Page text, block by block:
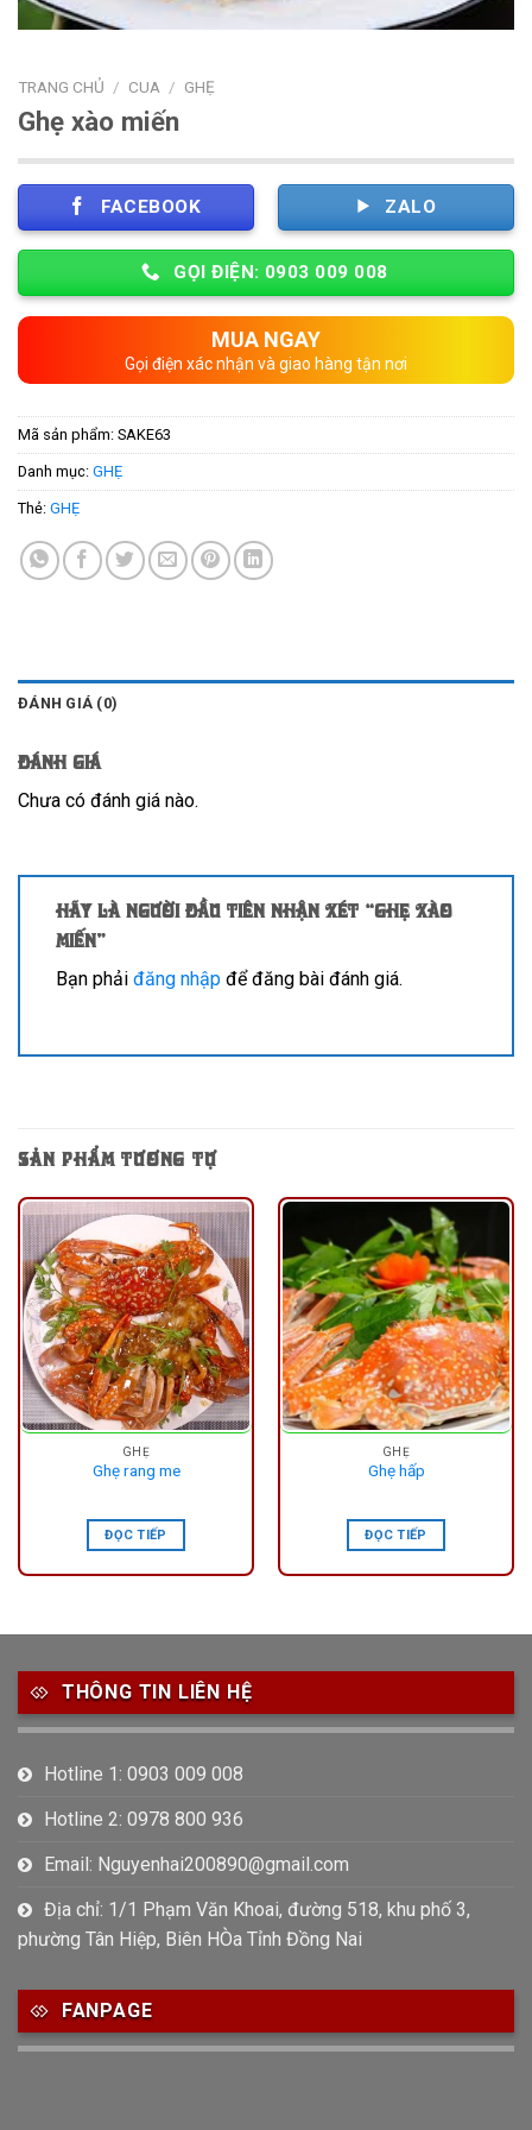
TRANG CHỦ / CUA / GHẸ
Ghẹ xào miến
FACEBOOK ZALO
GỌI ĐIỆN: 0903 009 008
MUA NGAY
Gọi điện xác nhận và giao hàng tận nơi
Mã sản phẩm: SAKE63
Danh mục: GHẸ
Thẻ: GHẸ
ĐÁNH GIÁ (0)
Đánh giá
Chưa có đánh giá nào.
Hãy là người đầu tiên nhận xét “Ghẹ xào
miến”
Bạn phải đăng nhập để đăng bài đánh giá.
SẢN PHẨM TƯƠNG TỰ
GHẸ
Ghẹ rang me
ĐỌC TIẾP
GHẸ
Ghẹ hấp
ĐỌC TIẾP
THÔNG TIN LIÊN HỆ
Hotline 1: 0903 009 008
Hotline 2: 0978 800 936
Email: Nguyenhai200890@gmail.com
Địa chỉ: 1/1 Phạm Văn Khoai, đường 518, khu phố 3,
phường Tân Hiệp, Biên HÒa Tỉnh Đồng Nai
FANPAGE